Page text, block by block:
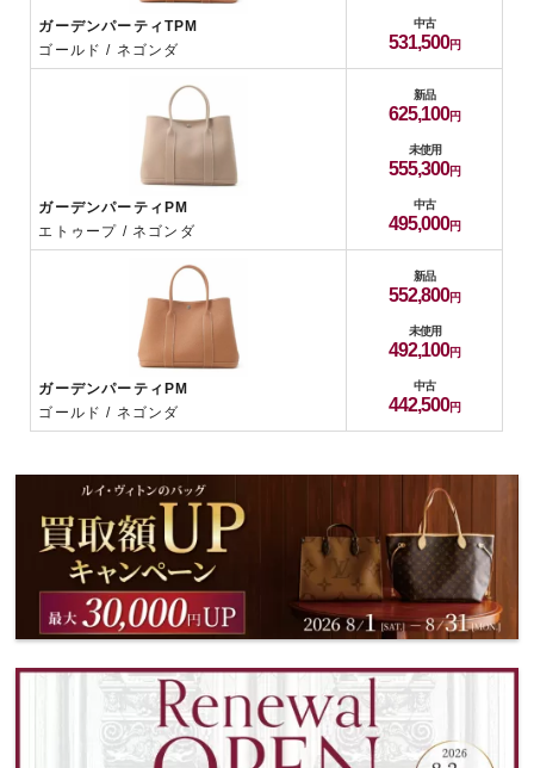
ガーデンパーティTPM
ゴールド / ネゴンダ
中古
531,500
ガーデンパーティPM
エトゥープ / ネゴンダ
新品
625,100
未使用
555,300
中古
495,000
ガーデンパーティPM
ゴールド / ネゴンダ
新品
552,800
未使用
492,100
中古
442,500